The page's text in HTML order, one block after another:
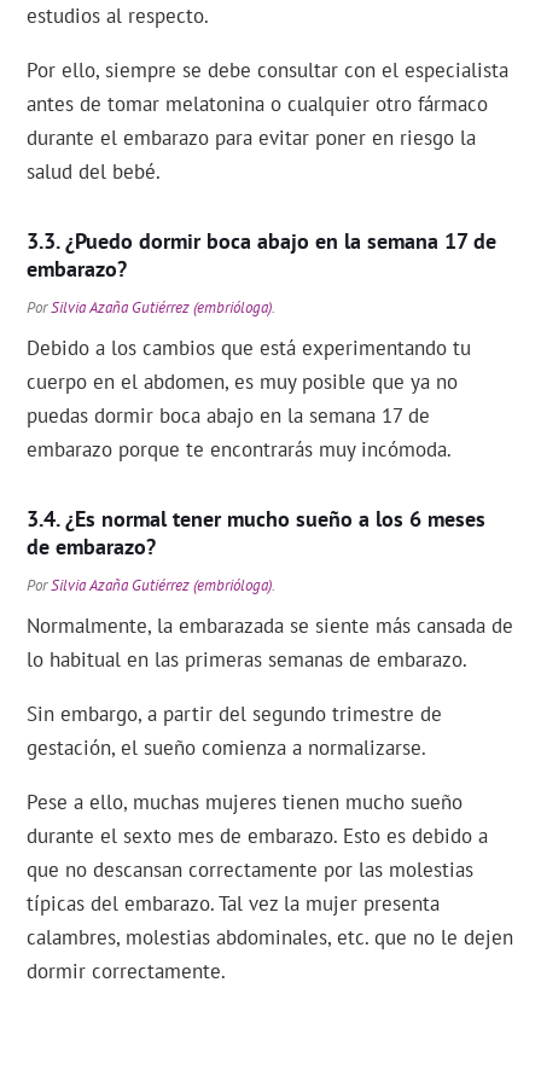
estudios al respecto.
Por ello, siempre se debe consultar con el especialista
antes de tomar melatonina o cualquier otro fármaco
durante el embarazo para evitar poner en riesgo la
salud del bebé.
¿Puedo dormir boca abajo en la semana 17 de
embarazo?
PorSilvia Azaña Gutiérrez (embrióloga).
Debido a los cambios que está experimentando tu
cuerpo en el abdomen, es muy posible que ya no
puedas dormir boca abajo en la semana 17 de
embarazo porque te encontrarás muy incómoda.
¿Es normal tener mucho sueño a los 6 meses
de embarazo?
PorSilvia Azaña Gutiérrez (embrióloga).
Normalmente, la embarazada se siente más cansada de
lo habitual en las primeras semanas de embarazo.
Sin embargo, a partir del segundo trimestre de
gestación, el sueño comienza a normalizarse.
Pese a ello, muchas mujeres tienen mucho sueño
durante el sexto mes de embarazo. Esto es debido a
que no descansan correctamente por las molestias
típicas del embarazo. Tal vez la mujer presenta
calambres, molestias abdominales, etc. que no le dejen
dormir correctamente.